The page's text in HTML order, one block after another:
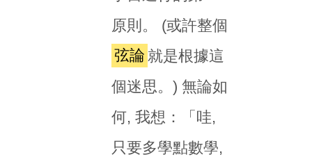
原則。 (或許整個
弦論 就是根據這
個迷思。) 無論如
何, 我想：「哇,
只要多學點數學,